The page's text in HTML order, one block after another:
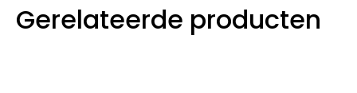
Gerelateerde producten